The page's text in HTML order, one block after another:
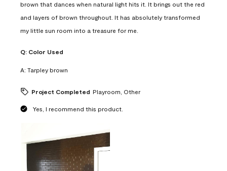
brown that dances when natural light hits it. It brings out the red
and layers of brown throughout. It has absolutely transformed
my little sun room into a treasure for me.
Q: Color Used
A: Tarpley brown
Project Completed Playroom, Other
Yes, I recommend this product.